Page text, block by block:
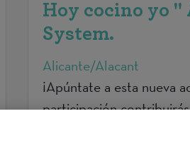
Hoy cocino yo
System.
Alicante/Alacant
¡Apúntate a esta nueva
participación
mejoren competencias